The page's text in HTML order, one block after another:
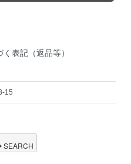
表記（返品等）
15
SEARCH